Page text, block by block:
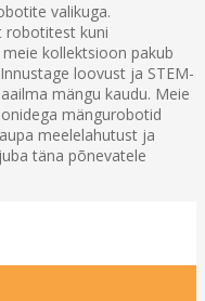
valikuga.
robotitest kuni
kollektsioon pakub
loovust ja STEM-
mängu kaudu. Meie
mängurobotid
meelelahutust ja
täna põnevatele